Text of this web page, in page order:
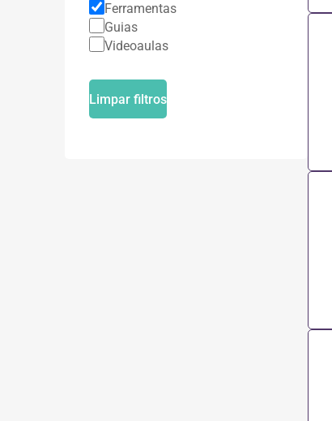
Ferramentas
Guias
Videoaulas
Limpar filtros